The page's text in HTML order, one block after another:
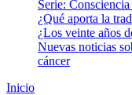
Serie:
¿Qué aporta la
¿Los veinte años
Nuevas noticias
cáncer
Inicio